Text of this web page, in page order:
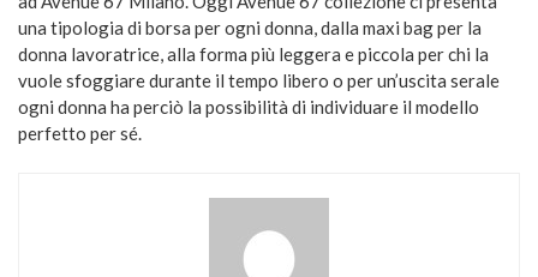
una tipologia di borsa per ogni donna, dalla maxi bag per la
donna lavoratrice, alla forma più leggera e piccola per chi la
vuole sfoggiare durante il tempo libero o per un’uscita serale
ogni donna ha perciò la possibilità di individuare il modello
perfetto per sé.